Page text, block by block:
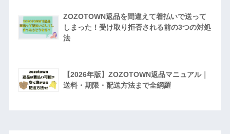
ZOZOTOWN返品を間違えて着払いで送って
しまった！受け取り拒否される前の3つの対処
法
【2026年版】ZOZOTOWN返品マニュアル｜
送料・期限・配送方法まで全網羅